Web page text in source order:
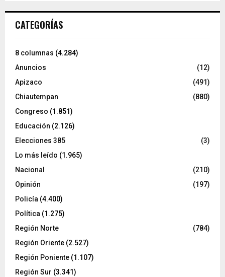
CATEGORÍAS
8 columnas (4.284)
Anuncios
(12)
Apizaco
(491)
Chiautempan
(880)
Congreso (1.851)
Educación (2.126)
Elecciones 385
(3)
Lo más leído (1.965)
Nacional
(210)
Opinión
(197)
Policía (4.400)
Política (1.275)
Región Norte
(784)
Región Oriente (2.527)
Región Poniente (1.107)
Región Sur (3.341)